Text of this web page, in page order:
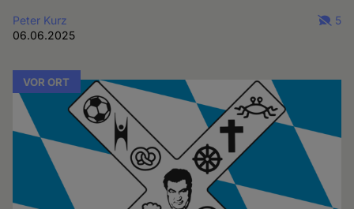
Peter Kurz
06.06.2025
5
VOR ORT